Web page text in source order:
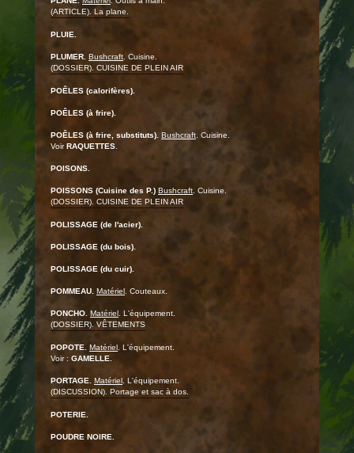
(ARTICLE). La plane.
PLUIE.
PLUMER. Bushcraft . Cuisine.
(DOSSIER). CUISINE DE PLEIN AIR
POÊLES (calorifères).
POÊLES (à frire).
POÊLES (à frire, substituts). Bushcraft . Cuisine.
VoirRAQUETTES
POISONS.
POISSONS (Cuisine des P.) Bushcraft . Cuisine.
(DOSSIER). CUISINE DE PLEIN AIR
POLISSAGE (de l'acier).
POLISSAGE (du bois).
POLISSAGE (du cuir).
POMMEAU. Matériel . Couteaux.
PONCHO. Matériel . L'équipement.
(DOSSIER). VÊTEMENTS
POPOTE. Matériel . L'équipement.
Voir : GAMELLE.
PORTAGE. Matériel . L'équipement.
(DISCUSSION). Portage et sac à dos.
POTERIE.
POUDRE NOIRE.